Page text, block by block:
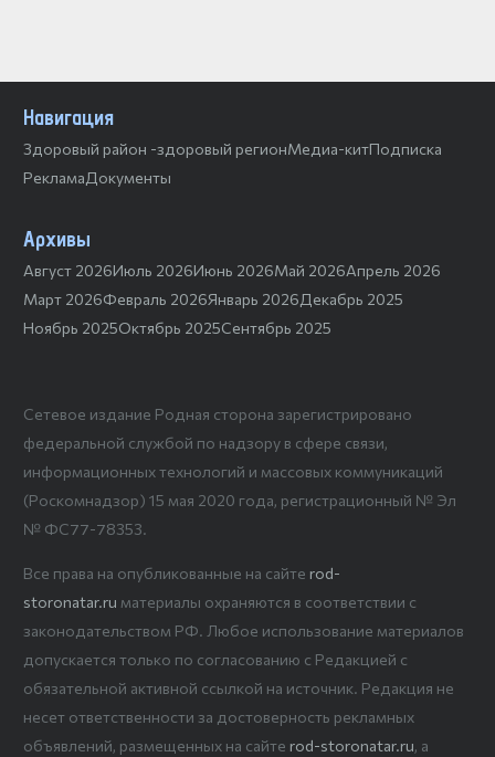
Навигация
Здоровый район -здоровый регионМедиа-китПодписка
РекламаДокументы
Архивы
Август 2026Июль 2026Июнь 2026Май 2026Апрель 2026
Март 2026Февраль 2026Январь 2026Декабрь 2025
Ноябрь 2025Октябрь 2025Сентябрь 2025
Сетевое издание Родная сторона зарегистрировано
федеральной службой по надзору в сфере связи,
информационных технологий и массовых коммуникаций
(Роскомнадзор) 15 мая 2020 года, регистрационный № Эл
№ ФС77-78353.
Все права на опубликованные на сайте rod-
storonatar.ru материалы охраняются в соответствии с
законодательством РФ. Любое использование материалов
допускается только по согласованию с Редакцией с
обязательной активной ссылкой на источник. Редакция не
несет ответственности за достоверность рекламных
объявлений, размещенных на сайте rod-storonatar.ru, а